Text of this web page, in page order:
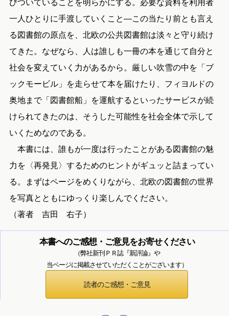
びついていることを明らかにする。必要な資料を利用者
一人ひとりに手渡していくこと―この当たり前とも言え
る図書館の原点を、北欧の公共図書館は淡々と守り続け
てきた。なぜなら、人は誰しも一冊の本を通じて自分と
社会を変えていく力があるから。厳しい吹雪の中を「ブ
ックモービル」を走らせて本を届けたり、フィヨルドの
奥地まで「図書館船」を運航するといったサービスが続
けられてきたのは、そうした可能性を社会全体で示して
いくためなのである。
本書には、誰もが一度は行ったことがある図書館の魅
力を〈再発見〉するためのヒントがギュッと詰まってい
る。まずはページをめくりながら、北欧の図書館の世界
を写真とともにゆっくり楽しんでください。
（著者 吉田 右子）
本書へのご感想・ご意見をお寄せください
（弊社新刊ＰＲ誌『新評論』や
当ページに掲載させていただくことがございます）
読者のご感想・ご意見